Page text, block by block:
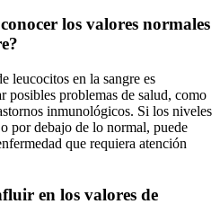
los valores normales
leucocitos en la sangre es
posibles problemas de salud, como
inmunológicos. Si los niveles
por debajo de lo normal, puede
que requiera atención
en los valores de